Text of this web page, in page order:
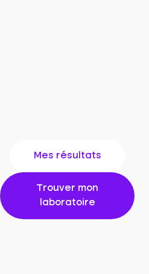
Mes résultats
Trouver mon
laboratoire